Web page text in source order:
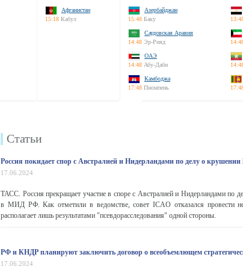
Афганистан
15:18 Кабул
Азербайджан
15:48 Баку
Саудовская Аравия
14:48 Эр-Рияд
ОАЭ
14:48 Абу-Даби
Камбоджа
17:48 Пномпень
Статьи
Россия покидает спор с Австралией и Нидерландами по делу о крушении
17.06.2024
ТАСС. Россия прекращает участие в споре с Австралией и Нидерландами по
в МИД РФ. Как отметили в ведомстве, совет ICAO отказался провести
располагает лишь результатами "псевдорасследования" одной стороны.
РФ и КНДР планируют заключить договор о всеобъемлющем
17.06.2024